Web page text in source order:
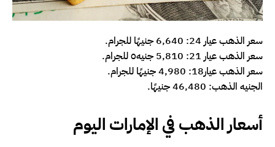
سعر الذهب عيار 24: 6,640 جنيهًا للجرام.
سعر الذهب عيار 21: 5,810 جنيه٥ للجرام.
سعر الذهب عيار18: 4,980 جنيهًا للجرام.
الجنيه الذهب: 46,480 جنيهًا.
أسعار الذهب في الإمارات اليوم